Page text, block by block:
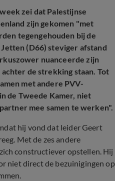
zei dat Palestijnse
zijn gekomen "met
tegengehouden bij de
(D66) steviger afstand
nuanceerde zijn
de strekking staan. Tot
met andere PVV-
de Tweede Kamer, niet
mee samen te werken".
hij vond dat leider Geert
Met de zes andere
constructiever opstellen. Hij
niet direct de bezuinigingen op